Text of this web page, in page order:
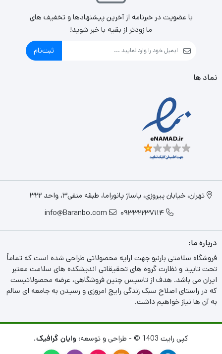
با عضویت در خبرنامه از آخرین پیشنهادها و تخفیف های
ما زودتر از بقیه با خبر شوید!
ثبت‌نام
نماد ها
تهران، خیابان پیروزی، پاساژ پانوراما، طبقه منفی3، واحد 322
09332237114
info@Baranbo.com
درباره ما:
فروشگاه سلامتی بارنبو جهت ارایه محصولاتی طراحی شده است که تماماً
تحت تایید و نظارت گروه های تحقیقاتی اندیشکده های سلامت معتبر
ایران می باشد. هدف از تاسیس چنین فروشگاهی، عرضه محصولاتیست
که در راستای اصلاح سبک زندگی رایج امروزی و رسیدن به جامعه ای سالم
به آن ها نیاز خواهیم داشت.
کپی رایت 1403 © - طراحی و توسعه: وایان گرافیک.